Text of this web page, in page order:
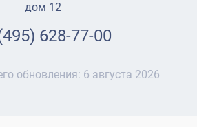
дом 12
628-77-00
обновления: 6 августа 2026